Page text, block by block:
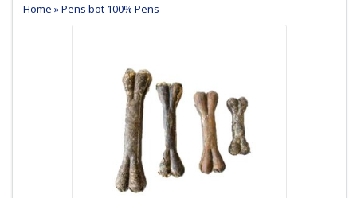
Home »Pens bot 100% Pens